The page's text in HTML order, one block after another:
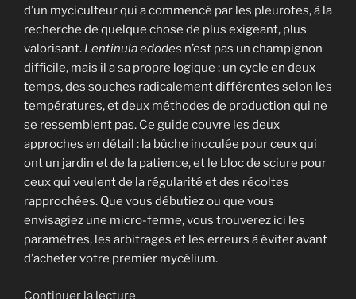
d’un myciculteur qui a commencé par les pleurotes, à la
recherche de quelque chose de plus exigeant, plus
valorisant. Lentinula edodes n’est pas un champignon
difficile, mais il a sa propre logique : un cycle en deux
temps, des souches radicalement différentes selon les
températures, et deux méthodes de production qui ne
se ressemblent pas. Ce guide couvre les deux
approches en détail : la bûche inoculée pour ceux qui
ont un jardin et de la patience, et le bloc de sciure pour
ceux qui veulent de la régularité et des récoltes
rapprochées. Que vous débutiez ou que vous
envisagiez une micro-ferme, vous trouverez ici les
paramètres, les arbitrages et les erreurs à éviter avant
d’acheter votre premier mycélium.
Continuer la lecture